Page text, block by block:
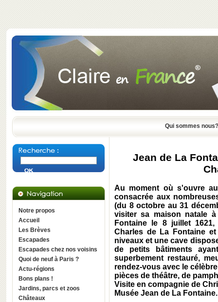
Qui sommes nous?
Notre propos
Accueil
Les Brèves
Escapades
Escapades chez nos voisins
Quoi de neuf à Paris ?
Actu-régions
Bons plans !
Jardins, parcs et zoos
Châteaux
Jean de La
Au moment où s'ouvre
consacrée aux
(du 8 octobre au 31
visiter sa maison natale
Fontaine le 8 juillet
Charles de La Fontaine
niveaux et une cave
de petits bâtiments
superbement restauré,
rendez-vous avec le
pièces de théâtre, de
Visite en compagnie de
Musée Jean de La Fontaine.